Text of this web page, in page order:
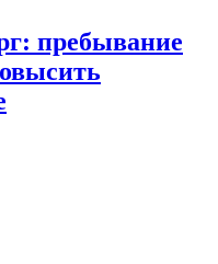
пребывание